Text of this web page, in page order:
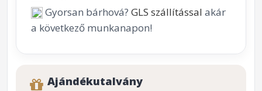
Gyorsan bárhová? GLS szállítással akár
a következő munkanapon!
Ajándékutalvány